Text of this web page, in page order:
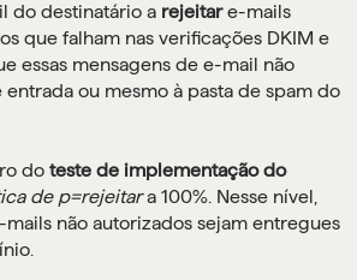
do destinatário a rejeitare-mails
que falham nas verificações DKIM e
essas mensagens de e-mail não
entrada ou mesmo à pasta de spam do
do teste de implementação do
de p=rejeitara 100%. Nesse nível,
não autorizados sejam entregues